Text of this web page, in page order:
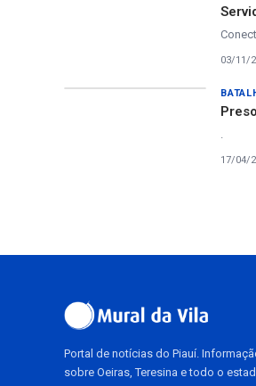
03/11/
17/04/
Portal de notícias do Piauí.
sobre Oeiras, Teresina e todo o